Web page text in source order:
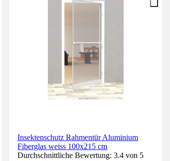
Insektenschutz Rahmentür Aluminium
Fiberglas weiss 100x215 cm
Durchschnittliche Bewertung: 3.4 von 5